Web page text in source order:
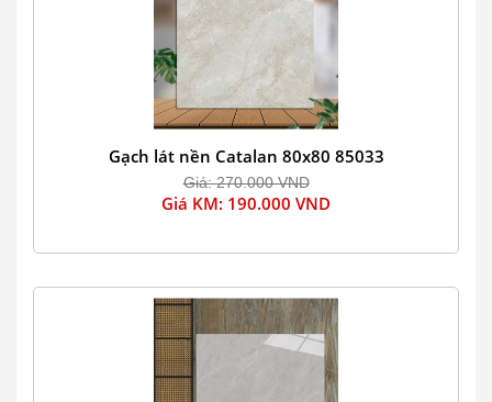
Gạch lát nền Catalan 80x80 85033
Giá: 270.000 VND
Giá KM: 190.000 VND